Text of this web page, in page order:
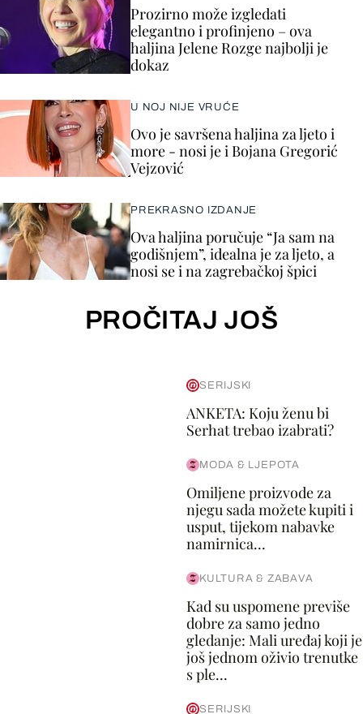
Prozirno može izgledati
elegantno i profinjeno – ova
haljina Jelene Rozge najbolji je
dokaz
U NOJ NIJE VRUĆE
Ovo je savršena haljina za ljeto i
more - nosi je i Bojana Gregorić
Vejzović
PREKRASNO IZDANJE
Ova haljina poručuje “Ja sam na
godišnjem”, idealna je za ljeto, a
nosi se i na zagrebačkoj špici
PROČITAJ JOŠ
SERIJSKI
ANKETA: Koju ženu bi
Serhat trebao izabrati?
MODA & LJEPOTA
Omiljene proizvode za
njegu sada možete kupiti i
usput, tijekom nabavke
namirnica...
KULTURA & ZABAVA
Kad su uspomene previše
dobre za samo jedno
gledanje: Mali uređaj koji je
još jednom oživio trenutke
s ple...
SERIJSKI